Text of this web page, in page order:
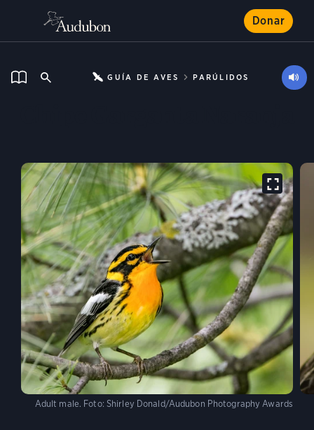
Donar
GUÍA DE AVES PARÚLIDOS
Adult male. Foto: Shirley Donald/Audubon Photography Awards